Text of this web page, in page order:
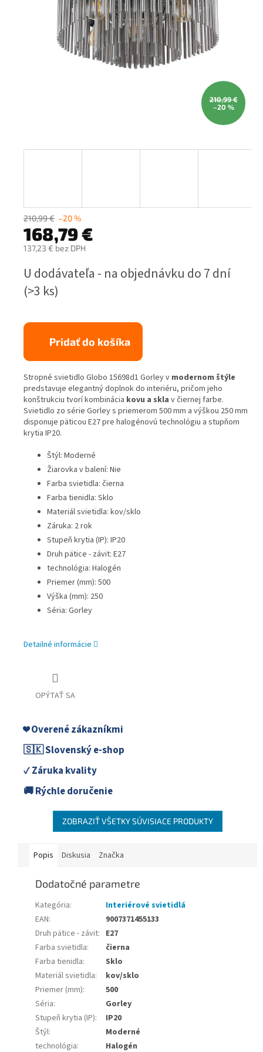
210,99 €
–20 %
210,99 € –20 %
168,79 €
137,23 € bez DPH
cena:
U dodávateľa - na objednávku do 7 dní
(>3 ks)
Pridať do košíka
Stropné svietidlo Globo 15698d1 Gorley v modernom štýle
predstavuje elegantný doplnok do interiéru, pričom jeho
konštrukciu tvorí kombinácia kovu a skla v čiernej farbe.
Svietidlo zo série Gorley s priemerom 500 mm a výškou 250 mm
disponuje päticou E27 pre halogénovú technológiu a stupňom
krytia IP20.
Štýl: Moderné
Žiarovka v balení: Nie
Farba svietidla: čierna
Farba tienidla: Sklo
Materiál svietidla: kov/sklo
Záruka: 2 rok
Stupeň krytia (IP): IP20
Druh pätice - závit: E27
technológia: Halogén
Priemer (mm): 500
Výška (mm): 250
Séria: Gorley
Detailné informácie
OPÝTAŤ SA
❤️ Overené zákazníkmi
🇸🇰 Slovenský e-shop
✓ Záruka kvality
🚚 Rýchle doručenie
ZOBRAZIŤ VŠETKY SÚVISIACE PRODUKTY
Popis Diskusia Značka
Dodatočné parametre
Kategória:
Interiérové svietidlá
EAN:
9007371455133
Druh pätice - závit: E27
Farba svietidla:
čierna
Farba tienidla:
Sklo
Materiál svietidla:
kov/sklo
Priemer (mm):
500
Séria:
Gorley
Stupeň krytia (IP):
IP20
Štýl:
Moderné
technológia: Halogén